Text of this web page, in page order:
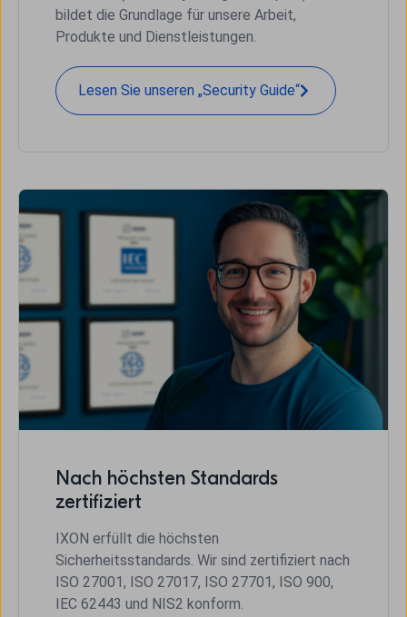
bildet die Grundlage für unsere Arbeit,
Produkte und Dienstleistungen.
Lesen Sie unseren „Security Guide“
Nach höchsten Standards
zertifiziert
IXON erfüllt die höchsten
Sicherheitsstandards. Wir sind zertifiziert nach
ISO 27001, ISO 27017, ISO 27701, ISO 900,
IEC 62443 und NIS2 konform.